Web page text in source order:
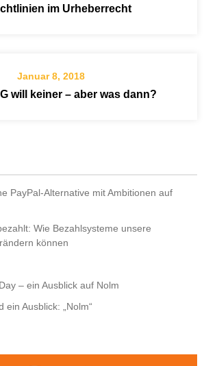
im Urheberrecht
Januar 8, 2018
will keiner – aber was dann?
PayPal-Alternative mit Ambitionen auf
Wie Bezahlsysteme unsere
können
– ein Ausblick auf Nolm
ein Ausblick: „Nolm“